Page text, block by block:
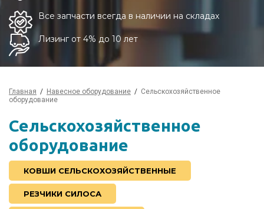
Все запчасти всегда в наличии на складах
Лизинг от 4% до 10 лет
Главная Навесное оборудование
Сельскохозяйственное
оборудование
Сельскохозяйственное
оборудование
КОВШИ СЕЛЬСКОХОЗЯЙСТВЕННЫЕ
РЕЗЧИКИ СИЛОСА